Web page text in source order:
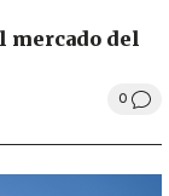
mercado del
0